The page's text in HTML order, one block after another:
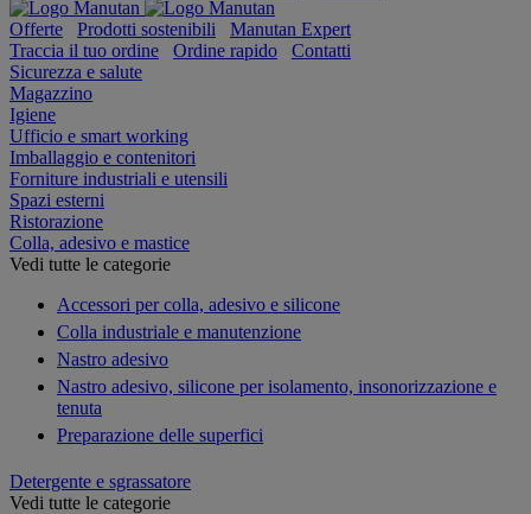
Offerte Prodotti sostenibili
Manutan Expert
Traccia il tuo ordine
Ordine rapido
Contatti
Sicurezza e salute
Magazzino
Igiene
Ufficio e smart working
Imballaggio e contenitori
Forniture industriali e utensili
Spazi esterni
Ristorazione
Colla, adesivo e mastice
Vedi tutte le categorie
Accessori per colla, adesivo e silicone
Colla industriale e manutenzione
Nastro adesivo
Nastro adesivo, silicone per isolamento, insonorizzazione e
tenuta
Preparazione delle superfici
Detergente e sgrassatore
Vedi tutte le categorie